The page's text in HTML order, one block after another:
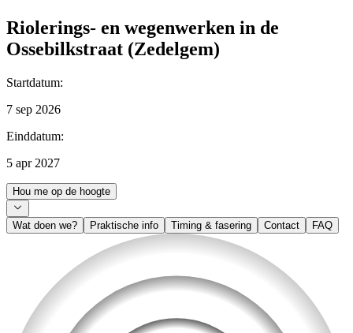
Riolerings- en wegenwerken in de
Ossebilkstraat (Zedelgem)
Startdatum:
7 sep 2026
Einddatum:
5 apr 2027
Hou me op de hoogte
Wat doen we? Praktische info Timing & fasering Contact FAQ